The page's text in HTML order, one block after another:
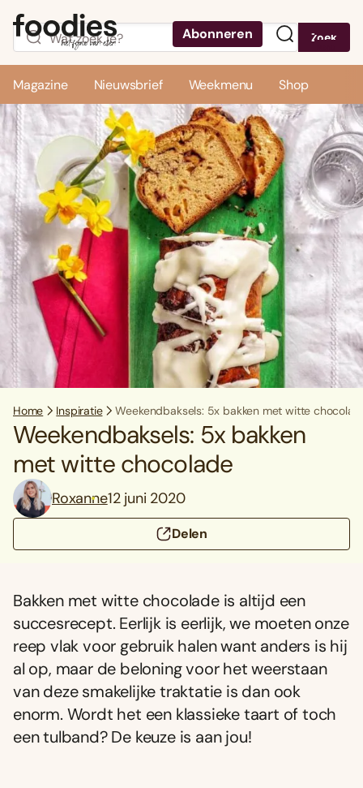
Abonneren Zoek
Magazine Nieuwsbrief Weekmenu Shop
Home Inspiratie Weekendbaksels: 5x bakken met witte
Weekendbaksels: 5x bakken
met witte chocolade
Roxanne12 juni 2020
Delen
Bakken met witte chocolade is altijd een
succesrecept. Eerlijk is eerlijk, we moeten onze
reep vlak voor gebruik halen want anders is hij
al op, maar de beloning voor het weerstaan
van deze smakelijke traktatie is dan ook
enorm. Wordt het een klassieke taart of toch
een tulband? De keuze is aan jou!